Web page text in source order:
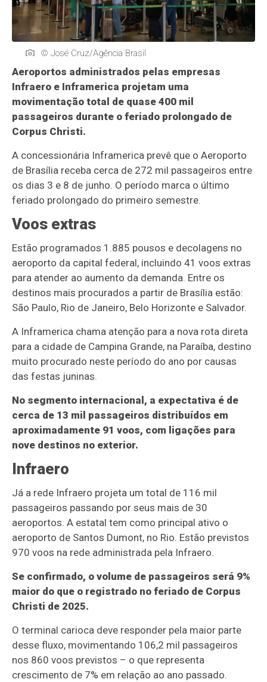
© José Cruz/Agência Brasil
Aeroportos administrados pelas empresas
Infraero e Inframerica projetam uma
movimentação total de quase 400 mil
passageiros durante o feriado prolongado de
Corpus Christi.
A concessionária Inframerica prevê que o Aeroporto
de Brasília receba cerca de 272 mil passageiros entre
os dias 3 e 8 de junho. O período marca o último
feriado prolongado do primeiro semestre.
Voos extras
Estão programados 1.885 pousos e decolagens no
aeroporto da capital federal, incluindo 41 voos extras
para atender ao aumento da demanda. Entre os
destinos mais procurados a partir de Brasília estão:
São Paulo, Rio de Janeiro, Belo Horizonte e Salvador.
A Inframerica chama atenção para a nova rota direta
para a cidade de Campina Grande, na Paraíba, destino
muito procurado neste período do ano por causas
das festas juninas.
No segmento internacional, a expectativa é de
cerca de 13 mil passageiros distribuídos em
aproximadamente 91 voos, com ligações para
nove destinos no exterior.
Infraero
Já a rede Infraero projeta um total de 116 mil
passageiros passando por seus mais de 30
aeroportos. A estatal tem como principal ativo o
aeroporto de Santos Dumont, no Rio. Estão previstos
970 voos na rede administrada pela Infraero.
Se confirmado, o volume de passageiros será 9%
maior do que o registrado no feriado de Corpus
Christi de 2025.
O terminal carioca deve responder pela maior parte
desse fluxo, movimentando 106,2 mil passageiros
nos 860 voos previstos – o que representa
crescimento de 7% em relação ao ano passado.